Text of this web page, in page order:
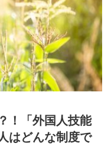
！「外国人技能
はどんな制度で